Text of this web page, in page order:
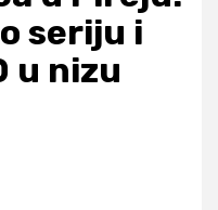
seriju i
u nizu